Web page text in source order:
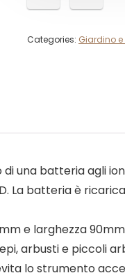
Categories: Giardino
una batteria agli
La batteria è
e larghezza
arbusti e piccoli
lo strumento